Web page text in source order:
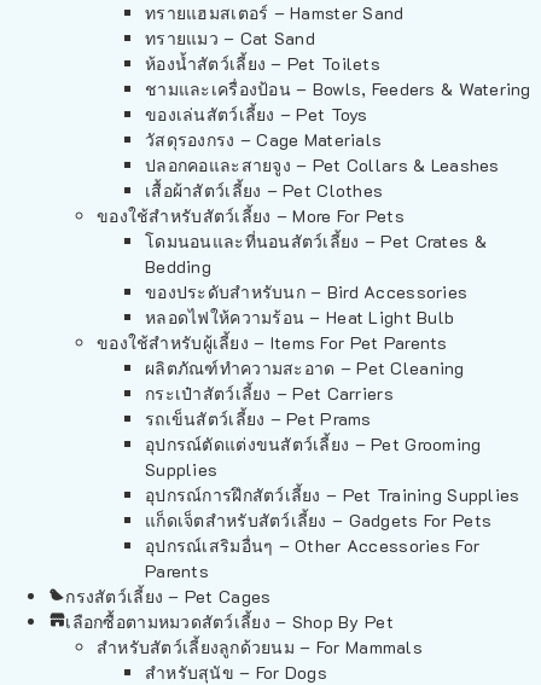
ทรายแฮมสเตอร์ – Hamster Sand
ทรายแมว – Cat Sand
ห้องน้ำสัตว์เลี้ยง – Pet Toilets
ชามและเครื่องป้อน – Bowls, Feeders & Watering
ของเล่นสัตว์เลี้ยง – Pet Toys
วัสดุรองกรง – Cage Materials
ปลอกคอและสายจูง – Pet Collars & Leashes
เสื้อผ้าสัตว์เลี้ยง – Pet Clothes
ของใช้สำหรับสัตว์เลี้ยง – More For Pets
โดมนอนและที่นอนสัตว์เลี้ยง – Pet Crates &
Bedding
ของประดับสำหรับนก – Bird Accessories
หลอดไฟให้ความร้อน – Heat Light Bulb
ของใช้สำหรับผู้เลี้ยง – Items For Pet Parents
ผลิตภัณฑ์ทำความสะอาด – Pet Cleaning
กระเป๋าสัตว์เลี้ยง – Pet Carriers
รถเข็นสัตว์เลี้ยง – Pet Prams
อุปกรณ์ตัดแต่งขนสัตว์เลี้ยง – Pet Grooming
Supplies
อุปกรณ์การฝึกสัตว์เลี้ยง – Pet Training Supplies
แก็ดเจ็ตสำหรับสัตว์เลี้ยง – Gadgets For Pets
อุปกรณ์เสริมอื่นๆ – Other Accessories For
Parents
กรงสัตว์เลี้ยง – Pet Cages
เลือกซื้อตามหมวดสัตว์เลี้ยง – Shop By Pet
สำหรับสัตว์เลี้ยงลูกด้วยนม – For Mammals
สำหรับสุนัข – For Dogs